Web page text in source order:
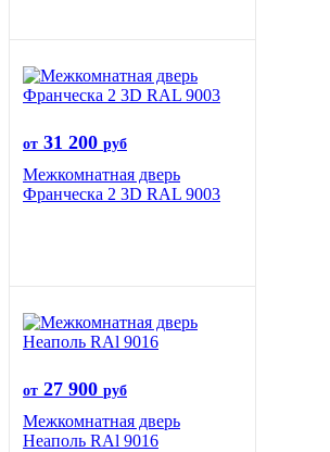
от 31 200 руб
Межкомнатная дверь
Франческа 2 3D RAL 9003
от 27 900 руб
Межкомнатная дверь
Неаполь RAl 9016